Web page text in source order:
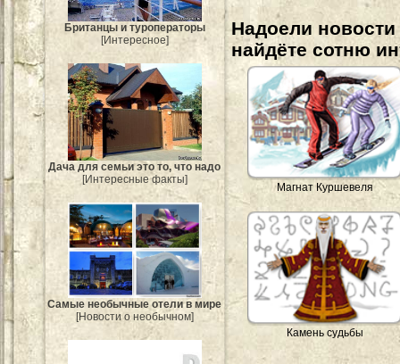
Британцы и туроператоры
[Интересное]
Дача для семьи это то, что надо
[Интересные факты]
Самые необычные отели в мире
[Новости о необычном]
Надоели
найдёте сотню
Магнат Куршевеля
Камень судьбы